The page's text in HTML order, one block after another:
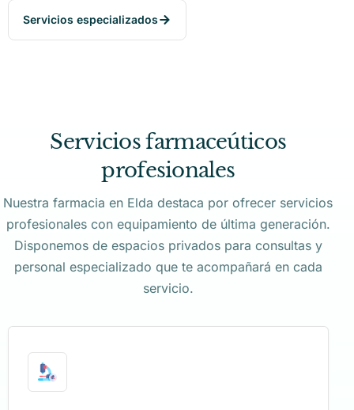
Servicios especializados
Servicios farmaceúticos
profesionales
Nuestra farmacia en Elda destaca por ofrecer servicios
profesionales con equipamiento de última generación.
Disponemos de espacios privados para consultas y
personal especializado que te acompañará en cada
servicio.